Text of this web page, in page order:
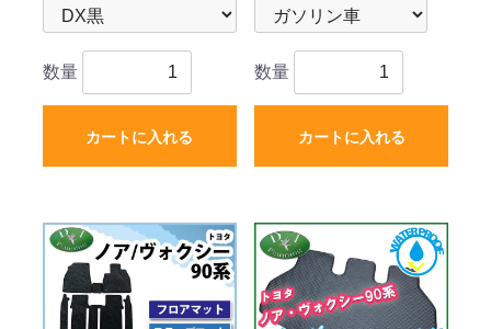
数量
カートに入れる
数量
カートに入れる